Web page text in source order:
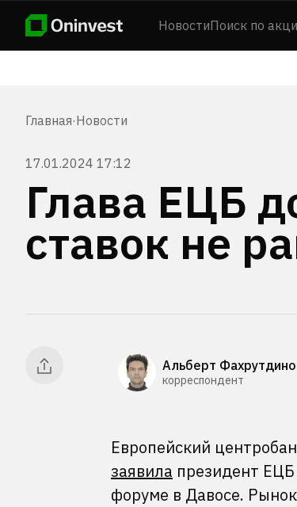
НовостиПоиск по
Главная·Новости
17.01.2024 17:12
Глава ЕЦБ
ставок не
Альберт
корреспондент
Европейский
заявила президент ЕЦБ
форуме в Давосе.